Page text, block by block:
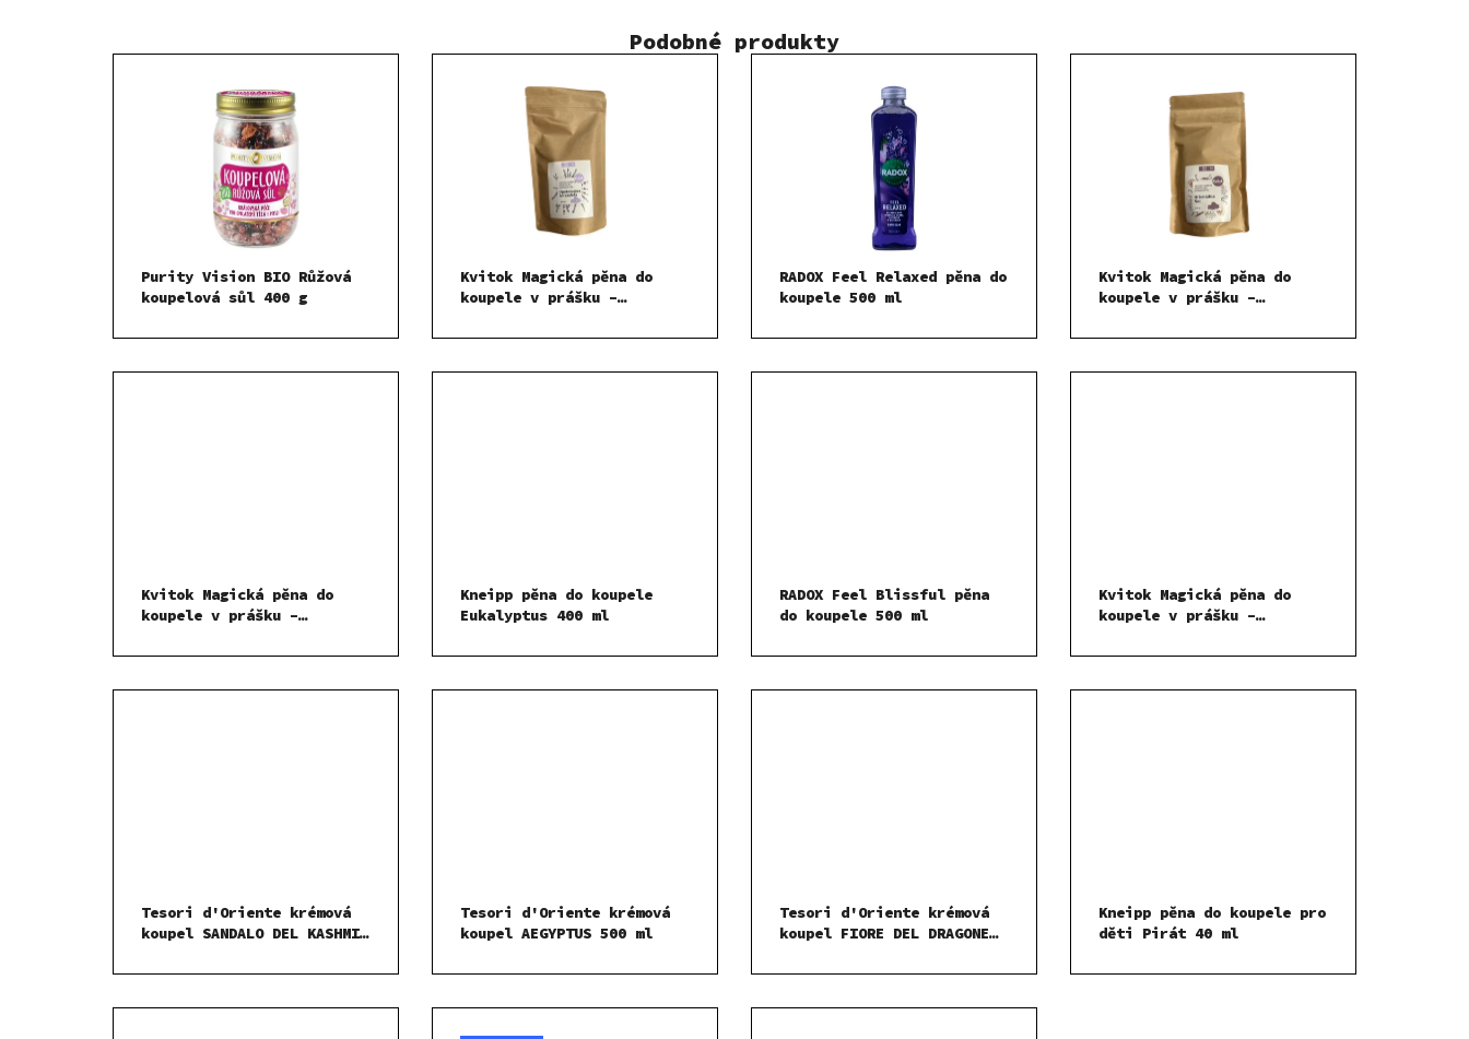
Podobné produkty
Purity Vision BIO Růžová
koupelová sůl 400 g
Kvitok Magická pěna do
koupele v prášku –
g
RADOX Feel Relaxed pěna do
koupele 500 ml
Kvitok Magická pěna do
koupele v prášku –
Kvitok Magická pěna do
koupele v prášku –
300 g
Kneipp pěna do koupele
Eukalyptus 400 ml
RADOX Feel Blissful pěna
do koupele 500 ml
Kvitok Magická pěna do
koupele v prášku –
Tesori d'Oriente krémová
koupel SANDALO DEL KASHMIR
Tesori d'Oriente krémová
koupel AEGYPTUS 500 ml
Tesori d'Oriente krémová
koupel FIORE DEL DRAGONE
Kneipp pěna do koupele pro
děti Pirát 40 ml